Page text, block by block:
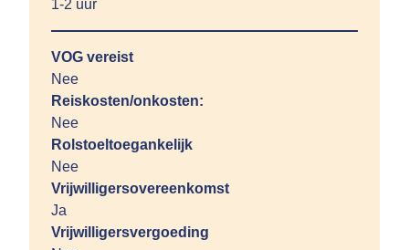
1-2 uur
VOG vereist
Nee
Reiskosten/onkosten:
Nee
Rolstoeltoegankelijk
Nee
Vrijwilligersovereenkomst
Ja
Vrijwilligersvergoeding